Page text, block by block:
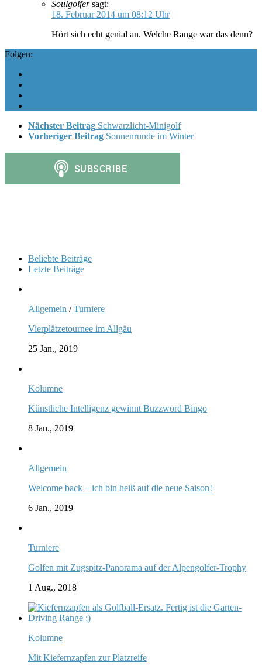
Soulgolfer sagt:
18. Februar 2014 um 08:12 Uhr
Hört sich echt genial an. Welche Range war das denn?
Folgen:
Nächster Beitrag Schwarzlicht-Minigolf
Vorheriger Beitrag Sonnenrunde im Winter
Beliebte Beiträge
Letzte Beiträge
Allgemein /Turniere
Vierplätzetournee im Allgäu
25 Jan., 2019
Kolumne
Künstliche Intelligenz gewinnt Buzzword Bingo
8 Jan., 2019
Allgemein
Welcome back – ich bin heiß auf die neue Saison!
6 Jan., 2019
Turniere
Golfen mit Zugspitz-Panorama auf der Alpengolfer-Trophy
1 Aug., 2018
Kolumne
Mit Kiefernzapfen zur Platzreife